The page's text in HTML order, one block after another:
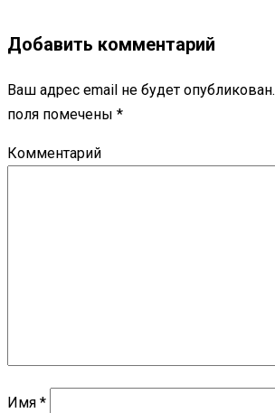
Добавить комментарий
Ваш адрес email не будет опубликован.
поля помечены *
Комментарий
Имя *